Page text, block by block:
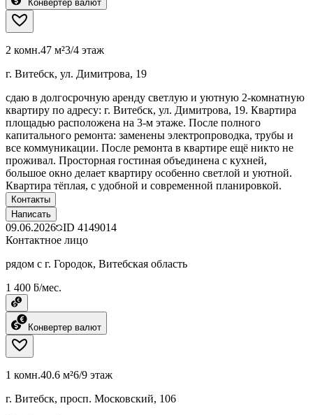
Конвертер валют
2 комн.47 м²3/4 этаж
г. Витебск, ул. Димитрова, 19
сдаю в долгосрочную аренду светлую и уютную 2-комнатную
квартиру по адресу: г. Витебск, ул. Димитрова, 19. Квартира
площадью расположена на 3-м этаже. После полного
капитального ремонта: заменены электропроводка, трубы и
все коммуникации. После ремонта в квартире ещё никто не
проживал. Просторная гостиная объединена с кухней,
большое окно делает квартиру особенно светлой и уютной.
Квартира тёплая, с удобной и современной планировкой.
Контакты
Написать
09.06.2026 ID 4149014
Контактное лицо
рядом с г. Городок, Витебская область
1 400 ƃ/мес.
Конвертер валют
1 комн.40.6 м²6/9 этаж
г. Витебск, просп. Московский, 106